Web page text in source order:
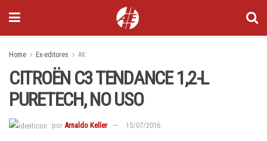
Home Ex-editores AK
CITROËN C3 TENDANCE 1,2-L
PURETECH, NO USO
por Arnaldo Keller 15/07/2016